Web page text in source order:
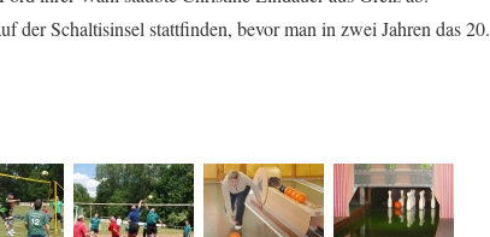
der Schaltisinsel stattfinden, bevor man in zwei Jahren das 20.